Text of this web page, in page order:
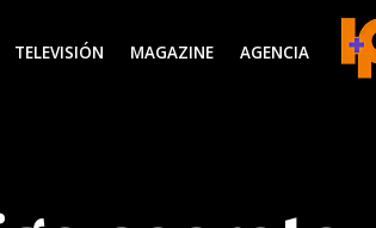
TELEVISIÓN MAGAZINE AGENCIA